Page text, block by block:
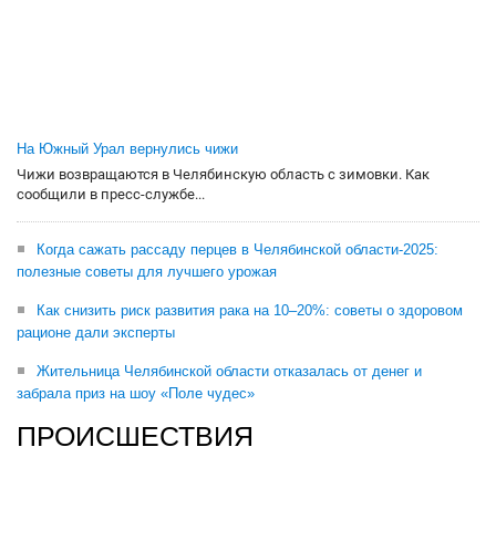
На Южный Урал вернулись чижи
Чижи возвращаются в Челябинскую область с зимовки. Как
сообщили в пресс-службе...
Когда сажать рассаду перцев в Челябинской области-2025:
полезные советы для лучшего урожая
Как снизить риск развития рака на 10–20%: советы о здоровом
рационе дали эксперты
Жительница Челябинской области отказалась от денег и
забрала приз на шоу «Поле чудес»
ПРОИСШЕСТВИЯ